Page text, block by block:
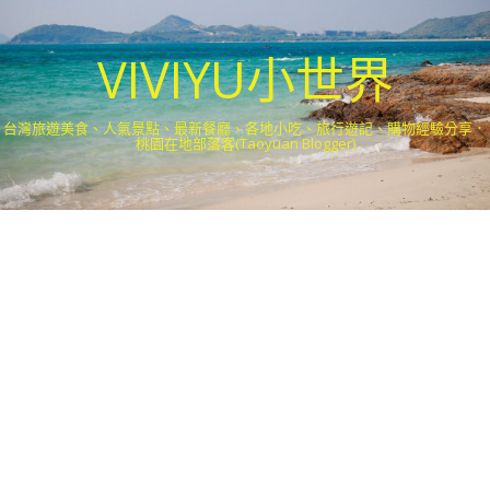
VIVIYU小世界
台灣旅遊美食、人氣景點、最新餐廳、各地小吃、旅行遊記、購物經驗分享．
桃園在地部落客(Taoyuan Blogger)